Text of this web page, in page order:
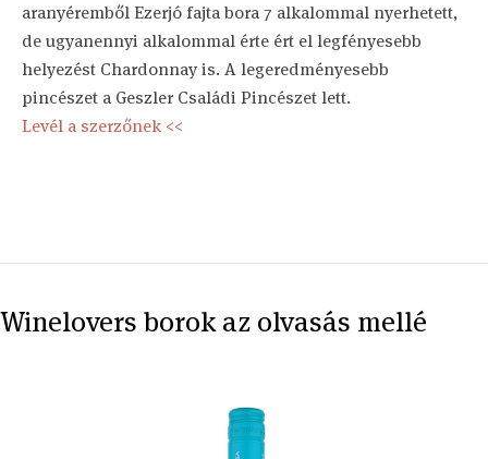
aranyéremből Ezerjó fajta bora 7 alkalommal nyerhetett,
de ugyanennyi alkalommal érte ért el legfényesebb
helyezést Chardonnay is. A legeredményesebb
pincészet a Geszler Családi Pincészet lett.
Levél a szerzőnek <<
Winelovers borok az olvasás mellé